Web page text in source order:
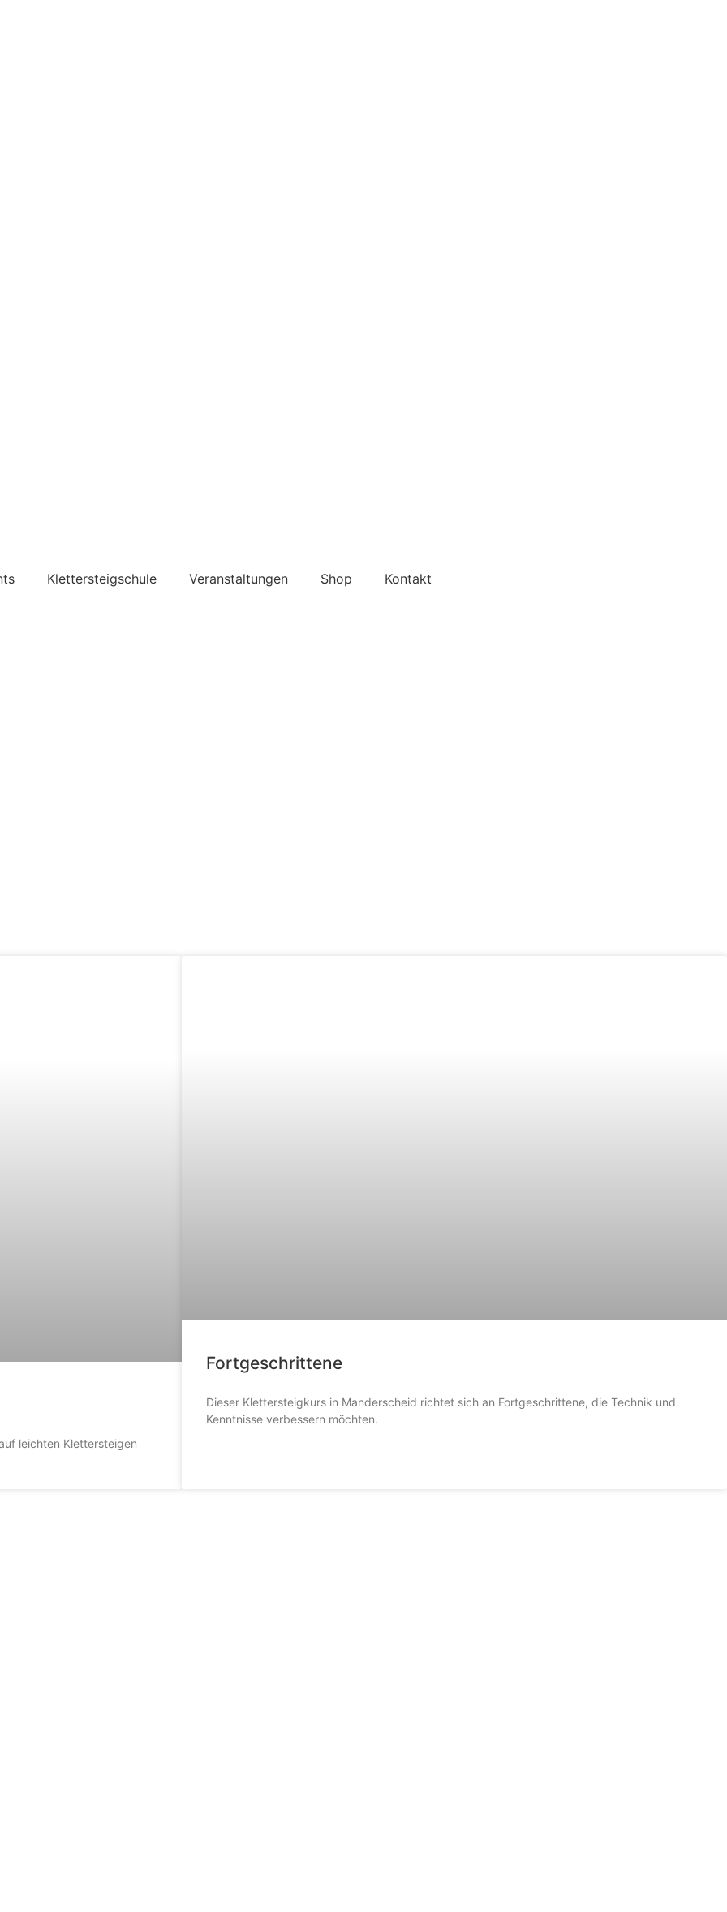
Klettersteigschule Veranstaltungen Shop Kontakt
leichten Klettersteigen
Fortgeschrittene
Dieser Klettersteigkurs in Manderscheid richtet sich an Fortgeschrittene, die Technik und
Kenntnisse verbessern möchten.